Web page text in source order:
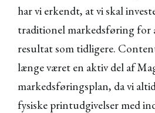
har vi erkendt, at vi skal
traditionel markedsføring for
resultat som tidligere.
længe været en aktiv del af
markedsføringsplan, da vi
fysiske printudgivelser med